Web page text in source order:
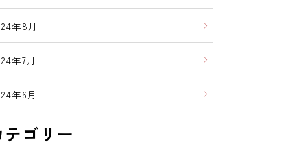
年8月
年7月
年6月
テゴリー